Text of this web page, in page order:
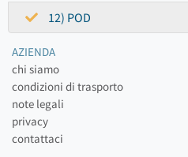
12) POD
AZIENDA
chi siamo
condizioni di trasporto
note legali
privacy
contattaci